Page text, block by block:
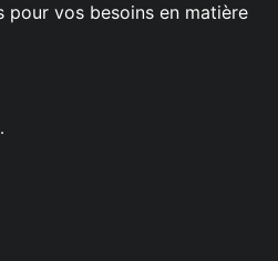
pour vos besoins en matière